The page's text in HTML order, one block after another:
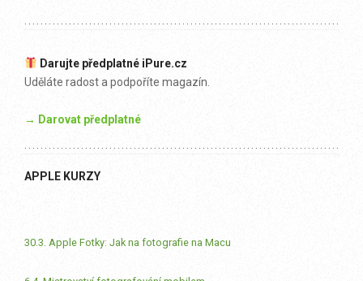
Darujte předplatné iPure.cz
Uděláte radost a podpoříte magazín.
→ Darovat předplatné
APPLE KURZY
30.3. Apple Fotky: Jak na fotografie na Macu